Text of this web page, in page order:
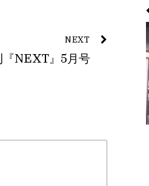
NEXT
『NEXT』5月号